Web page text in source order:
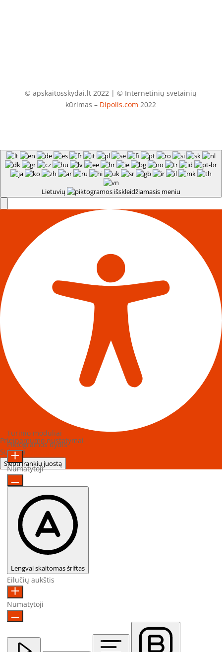
© apskaitosskydai.lt 2022 | © Internetinių svetainių
kūrimas – Dipolis.com 2022
Lietuvių
Prieinamumo nustatymai
Sukurta
Slėpti įrankių juostą
Turinio moduliai
Piktogramos dydis
Numatytoji
Lengvai skaitomas šriftas
Eilučių aukštis
Numatytoji